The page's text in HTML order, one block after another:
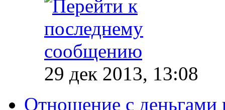
29 дек 2013, 13:08
Отношение с деньгами